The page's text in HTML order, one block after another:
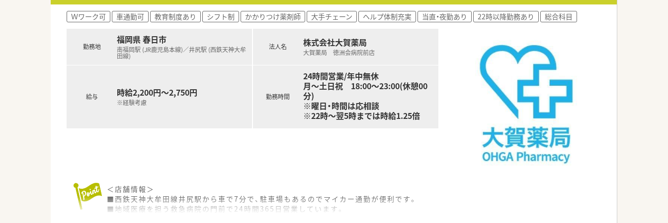
■がん専門薬剤師を目指す方のために、九州がんセンターや九州大学病院と提携して症例を集められる環境を提供しています。
Ｗワーク可 車通勤可 教育制度あり シフト制 かかりつけ薬剤師 大手チェーン ヘルプ体制充実 当直・夜勤あり 22時以降勤務あり 総合科目
勤務地
福岡県 春日市
南福岡駅 (JR鹿児島本線)／井尻駅 (西鉄天神大牟
田線)
給与 時給2,200円～2,750円
※経験考慮
法人名 株式会社大賀薬局
大賀薬局 徳洲会病院前店
勤務時間
24時間営業/年中無休
月～土日祝 18:00～23:00(休憩00
分)
※曜日・時間は応相談
※22時～翌5時までは時給1.25倍
＜店舗情報＞
■西鉄天神大牟田線井尻駅から車で7分で、駐車場もあるのでマイカー通勤が便利です。
■地域医療を担う救急病院の門前で24時間365日営業しています。